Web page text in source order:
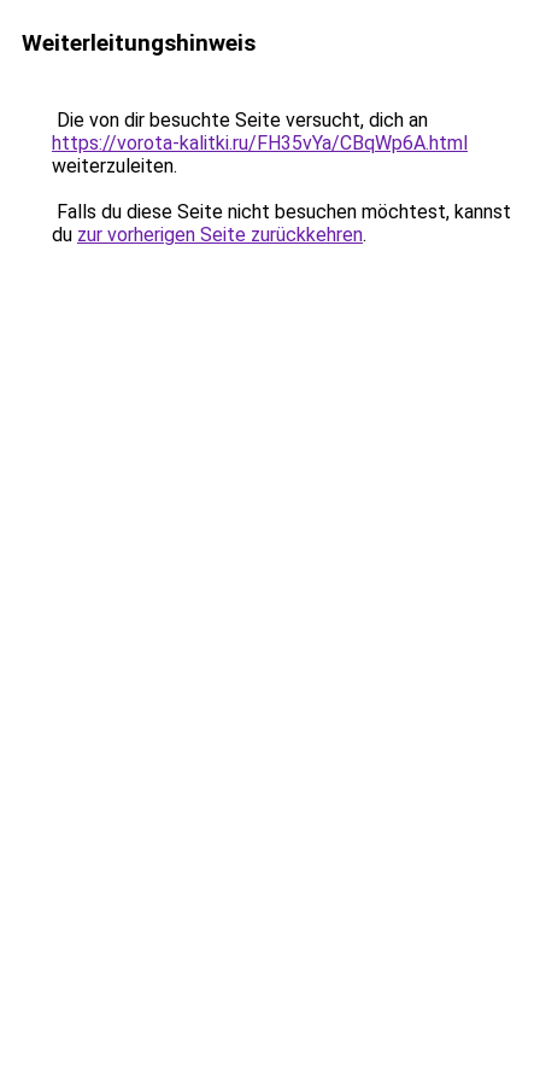
Weiterleitungshinweis
Die von dir besuchte Seite versucht, dich an
https://vorota-kalitki.ru/FH35vYa/CBqWp6A.html
weiterzuleiten.
Falls du diese Seite nicht besuchen möchtest, kannst
du zur vorherigen Seite zurückkehren.